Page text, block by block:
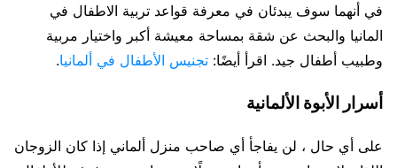
في أنهما سوف يبدئان في معرفة قواعد تربية الاطفال في
المانيا والبحث عن شقة بمساحة معيشة أكبر واختيار مربية
وطبيب أطفال جيد. اقرأ أيضًا: تجنيس الأطفال في ألمانيا.
أسرار الأبوة الألمانية
على أي حال ، لن يفاجأ أي صاحب منزل ألماني إذا كان الزوجان